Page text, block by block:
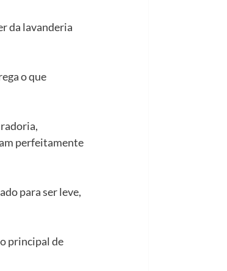
da lavanderia
o que
perfeitamente
para ser leve,
principal de